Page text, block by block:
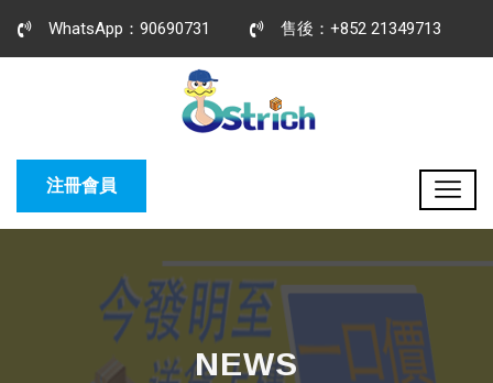
WhatsApp：90690731 售後：+852 21349713
注冊會員
NEWS